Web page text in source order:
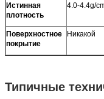
Истинная
плотность
4.0-4.4g/
Поверхностное
покрытие
Никакой
Типичные